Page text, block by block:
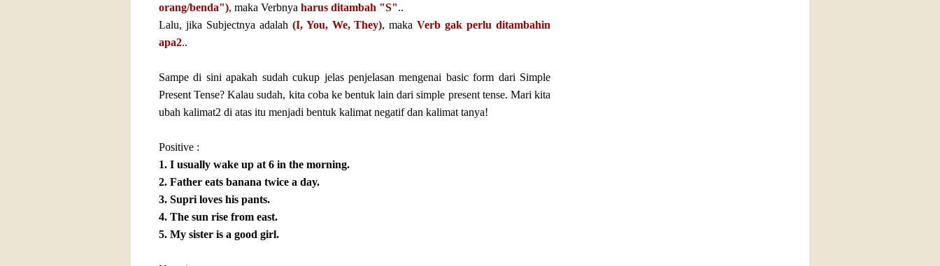
orang/benda"), maka Verbnya harus ditambah "S"..
Lalu, jika Subjectnya adalah (I, You, We, They), makaVerb gak perlu ditambahin
apa2..
Sampe di sini apakah sudah cukup jelas penjelasan mengenai basic form dari Simple
Present Tense? Kalau sudah, kita coba ke bentuk lain dari simple present tense. Mari kita
ubah kalimat2 di atas itu menjadi bentuk kalimat negatif dan kalimat tanya!
Positive :
1. I usually wake up at 6 in the morning.
2. Father eats banana twice a day.
3. Supri loves his pants.
4. The sun rise from east.
5. My sister is a good girl.